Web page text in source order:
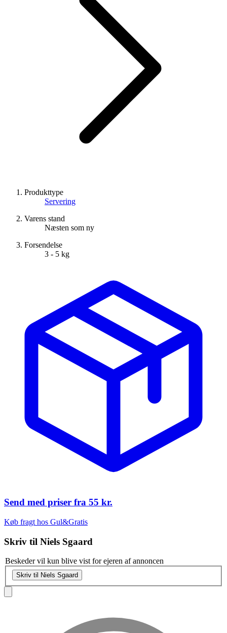
Produkttype
Servering
Varens stand
Næsten som ny
Forsendelse
3 - 5 kg
Send med priser fra 55 kr.
Køb fragt hos Gul&Gratis
Skriv til Niels Sgaard
Beskeder vil kun blive vist for ejeren af annoncen
Skriv til Niels Sgaard